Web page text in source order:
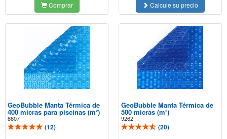
Comprar Calcule su precio
GeoBubble Manta Térmica de
400 micras para piscinas (m²)
8607
(12)
GeoBubble Manta Térmica de
500 micras (m²)
9262
(20)